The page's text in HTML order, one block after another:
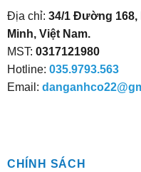
Địa chỉ: 34/1 Đường 168,
Minh, Việt Nam.
MST: 0317121980
Hotline: 035.9793.563
Email:
CHÍNH SÁCH